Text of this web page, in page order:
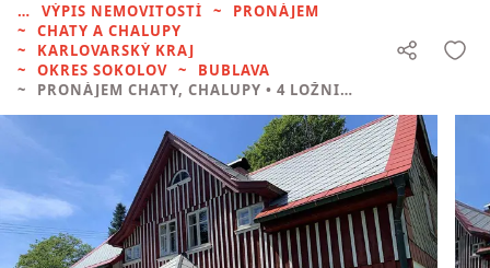
VÝPIS NEMOVITOSTÍ
PRONÁJEM
CHATY A CHALUPY
KARLOVARSKÝ KRAJ
OKRES SOKOLOV
BUBLAVA
PRONÁJEM CHATY, CHALUPY • 4 LOŽNICE BEZ REALITKY